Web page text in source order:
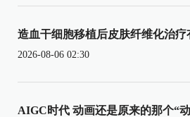
造血干细胞移植后皮肤纤维化治疗
2026-08-06 02:30
AIGC时代 动画还是原来的那个“